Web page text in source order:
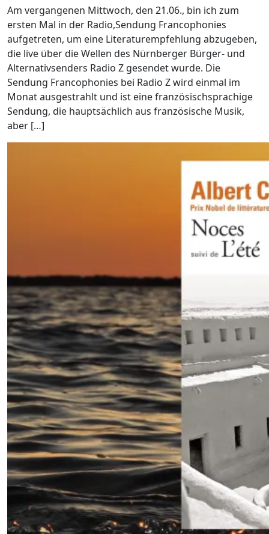
Am vergangenen Mittwoch, den 21.06., bin ich zum
ersten Mal in der Radio,Sendung Francophonies
aufgetreten, um eine Literaturempfehlung abzugeben,
die live über die Wellen des Nürnberger Bürger- und
Alternativsenders Radio Z gesendet wurde. Die
Sendung Francophonies bei Radio Z wird einmal im
Monat ausgestrahlt und ist eine französischsprachige
Sendung, die hauptsächlich aus französische Musik,
aber […]